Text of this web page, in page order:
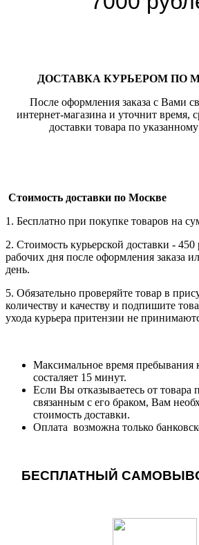
ДОСТАВКА КУРЬЕРОМ ПО
После оформления заказа с Вами
интернет-магазина и уточнит время,
доставки товара по
Стоимость доставки по Москве
1. Бесплатно при покупке товаров на
2. Стоимость курьерской доставки -
рабочих дня после оформления заказа
день.
5. Обязательно проверяйте товар в
количеству и качеству и подпишите
ухода курьера притензии не
Максимальное время пребывания
состаляет 15 минут.
Если Вы отказываетесь от товара
связанным с его браком, Вам
стоимость доставки.
Оплата возможна только
БЕСПЛАТНЫЙ